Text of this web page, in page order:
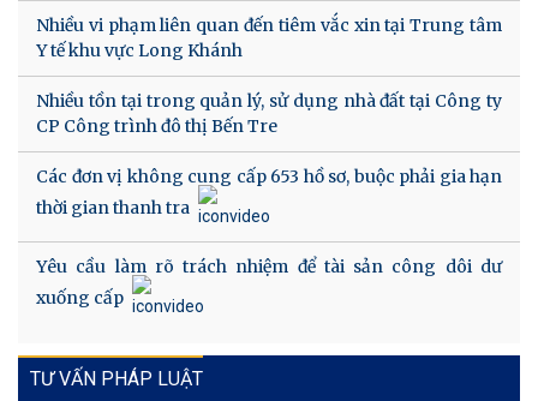
Nhiều vi phạm liên quan đến tiêm vắc xin tại Trung tâm
Y tế khu vực Long Khánh
Nhiều tồn tại trong quản lý, sử dụng nhà đất tại Công ty
CP Công trình đô thị Bến Tre
Các đơn vị không cung cấp 653 hồ sơ, buộc phải gia hạn
thời gian thanh tra
Yêu cầu làm rõ trách nhiệm để tài sản công dôi dư
xuống cấp
TƯ VẤN PHÁP LUẬT